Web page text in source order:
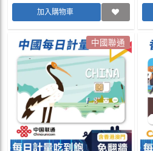
加入購物車
中國聯通